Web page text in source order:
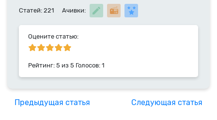
администрирование и специализированное ПО.
Выпускница ВНТУ, автор публикаций в технических
журналах и участник различных конференций.
Специалист компании HyperHost.UA с 2019 года.
Статей: 221 Ачивки:
Оцените статью:
Рейтинг: 5 из 5 Голосов: 1
Предыдущая статья Следующая статья